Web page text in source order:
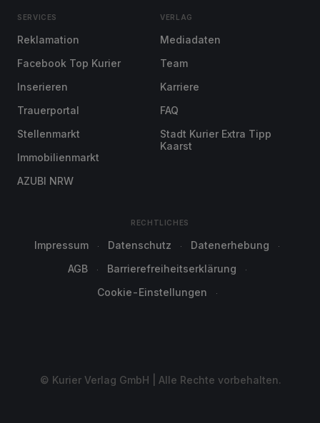
SERVICES
Reklamation
Facebook Top Kurier
Inserieren
Trauerportal
Stellenmarkt
Immobilienmarkt
AZUBI NRW
VERLAG
Mediadaten
Team
Karriere
FAQ
Stadt Kurier Extra Tipp
Kaarst
RECHTLICHES
Impressum Datenschutz
Datenerhebung
AGB
Barrierefreiheitserklärung
Cookie-Einstellungen
© Kurier Verlag GmbH | Alle Rechte vorbehalten.